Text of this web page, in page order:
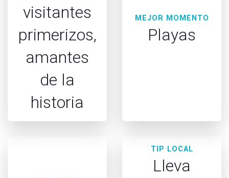
visitantes
primerizos,
amantes
de la
historia
MEJOR MOMENTO
Playas
TIP LOCAL
Lleva